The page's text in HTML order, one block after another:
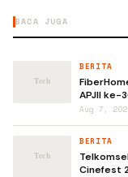
BACA JUGA
BERITA
APJII ke-
Aug 7,
BERITA
Cinefest